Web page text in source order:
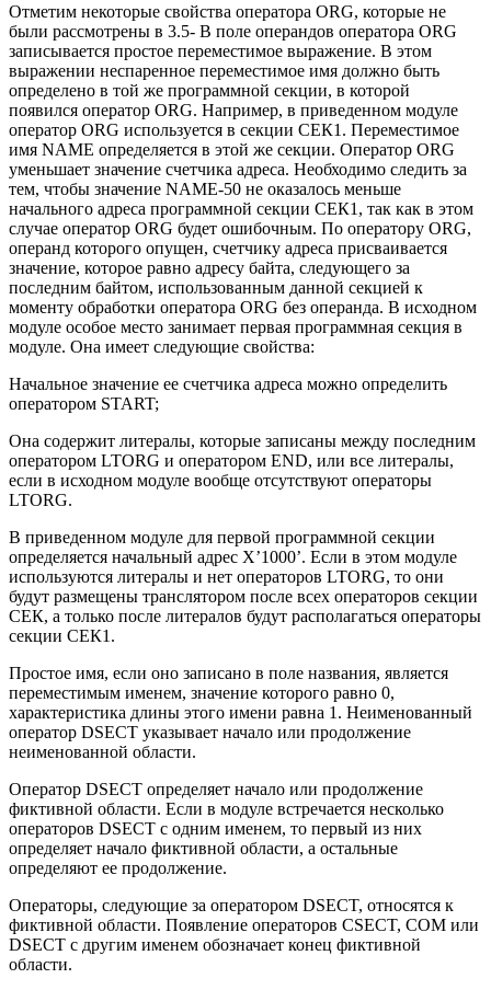
Отметим некоторые свойства оператора ORG, которые не
были рассмотрены в 3.5- В поле операндов оператора ORG
записывается простое переместимое выражение. В этом
выражении неспаренное переместимое имя должно быть
определено в той же программной секции, в которой
появился оператор ORG. Например, в приведенном модуле
оператор ORG используется в секции СЕК1. Переместимое
имя NAME определяется в этой же секции. Оператор ORG
уменьшает значение счетчика адреса. Необходимо следить за
тем, чтобы значение NAME-50 не оказалось меньше
начального адреса программной секции СЕК1, так как в этом
случае оператор ORG будет ошибочным. По оператору ORG,
операнд которого опущен, счетчику адреса присваивается
значение, которое равно адресу байта, следующего за
последним байтом, использованным данной секцией к
моменту обработки оператора ORG без операнда. В исходном
модуле особое место занимает первая программная секция в
модуле. Она имеет следующие свойства:
Начальное значение ее счетчика адреса можно определить
оператором START;
Она содержит литералы, которые записаны между последним
оператором LTORG и оператором END, или все литералы,
если в исходном модуле вообще отсутствуют операторы
LTORG.
В приведенном модуле для первой программной секции
определяется начальный адрес Х’1000’. Если в этом модуле
используются литералы и нет операторов LTORG, то они
будут размещены транслятором после всех операторов секции
СЕК, а только после литералов будут располагаться операторы
секции СЕК1.
Простое имя, если оно записано в поле названия, является
переместимым именем, значение которого равно 0,
характеристика длины этого имени равна 1. Неименованный
оператор DSECT указывает начало или продолжение
неименованной области.
Оператор DSECT определяет начало или продолжение
фиктивной области. Если в модуле встречается несколько
операторов DSECT с одним именем, то первый из них
определяет начало фиктивной области, а остальные
определяют ее продолжение.
Операторы, следующие за оператором DSECT, относятся к
фиктивной области. Появление операторов CSECT, СОМ или
DSECT с другим именем обозначает конец фиктивной
области.